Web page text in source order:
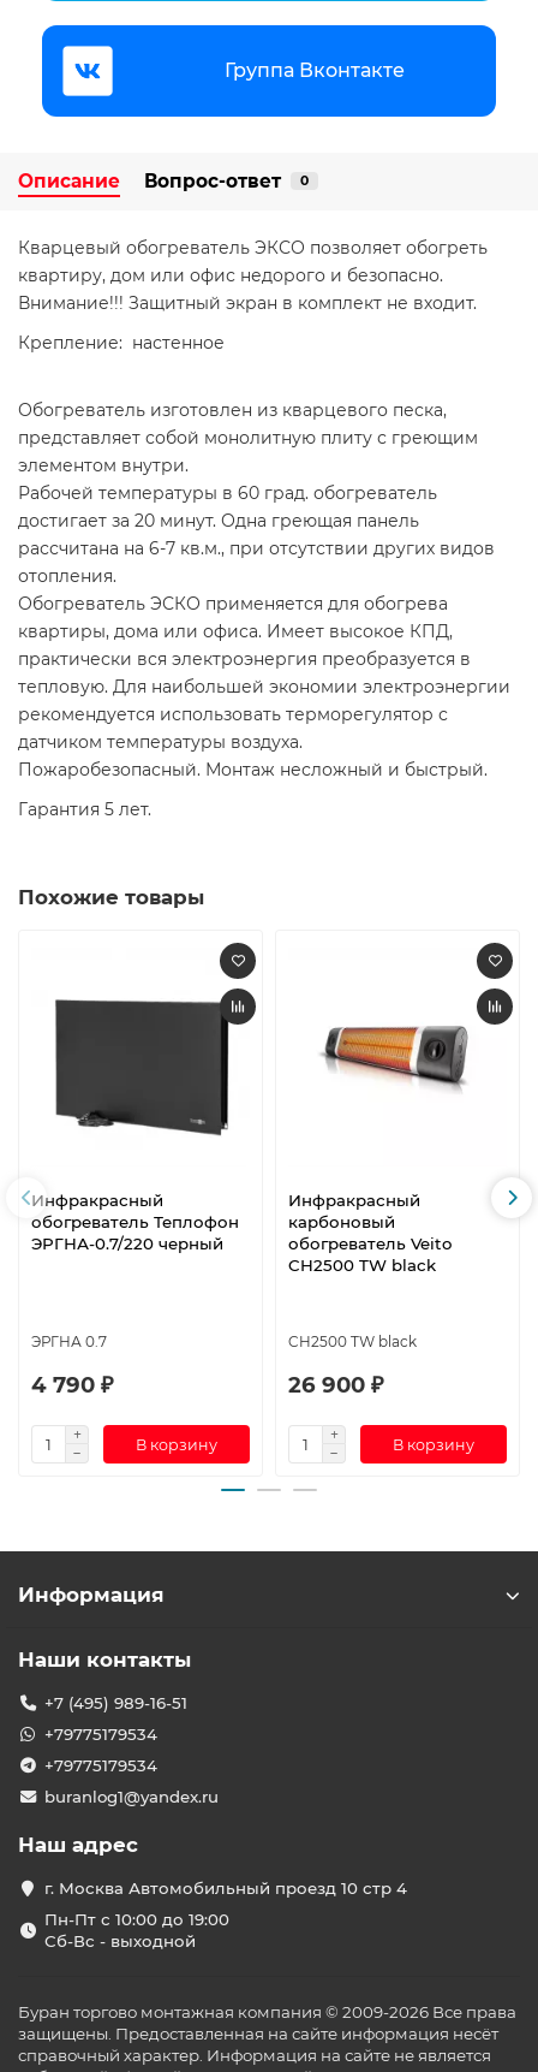
Группа Вконтакте
Описание Вопрос-ответ 0
Кварцевый обогреватель ЭКСО позволяет обогреть
квартиру, дом или офис недорого и безопасно.
Внимание!!! Защитный экран в комплект не входит.
Крепление: настенное
Обогреватель изготовлен из кварцевого песка,
представляет собой монолитную плиту с греющим
элементом внутри.
Рабочей температуры в 60 град. обогреватель
достигает за 20 минут. Одна греющая панель
рассчитана на 6-7 кв.м., при отсутствии других видов
отопления.
Обогреватель ЭСКО применяется для обогрева
квартиры, дома или офиса. Имеет высокое КПД,
практически вся электроэнергия преобразуется в
тепловую. Для наибольшей экономии электроэнергии
рекомендуется использовать терморегулятор с
датчиком температуры воздуха.
Пожаробезопасный. Монтаж несложный и быстрый.
Гарантия 5 лет.
Похожие товары
Инфракрасный
обогреватель Теплофон
ЭРГНА-0.7/220 черный
ЭРГНА 0.7
4 790 ₽
В корзину
Инфракрасный
карбоновый
обогреватель Veito
CH2500 TW black
CH2500 TW black
26 900 ₽
В корзину
Информация
Наши контакты
+7 (495) 989-16-51
+79775179534
+79775179534
buranlog1@yandex.ru
Наш адрес
г. Москва Автомобильный проезд 10 стр 4
Пн-Пт с 10:00 до 19:00
Сб-Вс - выходной
Буран торгово монтажная компания © 2009-2026 Все права
защищены. Предоставленная на сайте информация несёт
справочный характер. Информация на сайте не является